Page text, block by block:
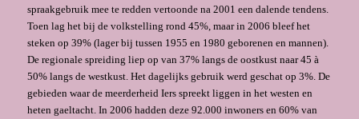
spraakgebruik mee te redden vertoonde na 2001 een dalende tendens.
Toen lag het bij de volkstelling rond 45%, maar in 2006 bleef het
steken op 39% (lager bij tussen 1955 en 1980 geborenen en mannen).
De regionale spreiding liep op van 37% langs de oostkust naar 45 à
50% langs de westkust. Het dagelijks gebruik werd geschat op 3%. De
ge­bieden waar de meerderheid Iers spreekt liggen in het westen en
heten gaeltacht. In 2006 hadden deze 92.000 inwoners en 60% van